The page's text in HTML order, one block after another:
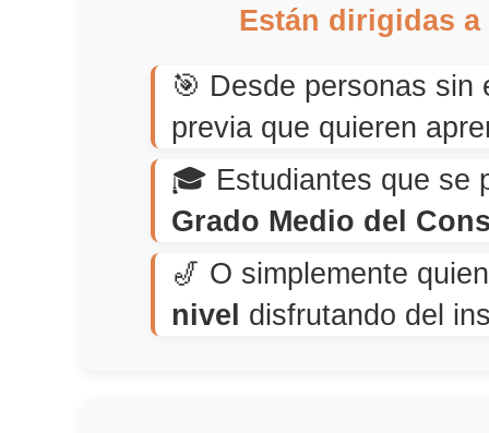
Están dirigidas
🎯 Desde personas sin
previa que quieren
🎓 Estudiantes que se
Grado Medio del
🎷 O simplemente
nivel disfrutando del